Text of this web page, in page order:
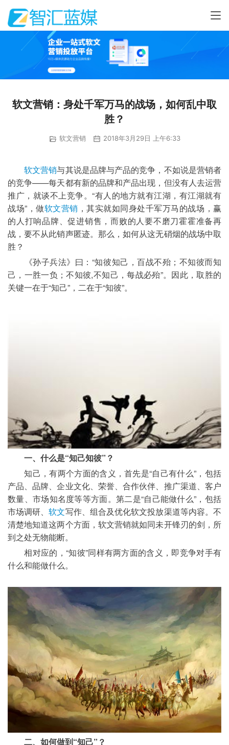
软文营销：身处千军万马的战场，如何乱中取
胜？
软文营销 2018年3月29日 上午6:33
软文营销与其说是品牌与产品的竞争，不如说是营销者
的竞争——每天都有新的品牌和产品出现，但没有人去运营
推广，就谈不上竞争。“有人的地方就有江湖，有江湖就有
战场”，做软文营销 ，其实就如同身处千军万马的战场，赢
的人打响品牌、促进销售，而败的人要不磨刀霍霍准备再
战，要不从此销声匿迹。那么，如何从这无硝烟的战场中取
胜？
己，一胜一负；不知彼,不知己，每战必殆”。因此，取胜的
关键一在于“知己”，二在于“知彼”。
一、什么是“知己知彼”？
	知己，有两个方面的含义，首先是“自己有什么”，包括
产品、品牌、企业文化、荣誉、合作伙伴、推广渠道、客户
数量、市场知名度等等方面。第二是“自己能做什么”，包括
市场调研、软文写作、组合及优化软文投放渠道等内容。不
清楚地知道这两个方面，软文营销就如同未开锋刃的剑，所
到之处无物能断。
	相对应的，“知彼”同样有两方面的含义，即竞争对手有
什么和能做什么。
二、如何做到“知己”？